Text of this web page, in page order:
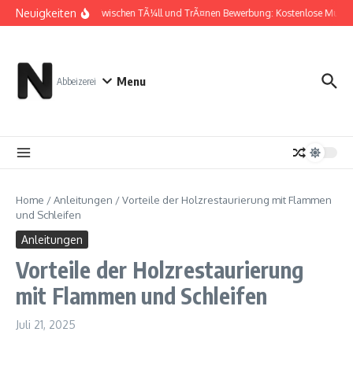
Zum Inhalt springen
Neuigkeiten Zwischen TÃ¼ll und TrÃ¤nen Bewerbung: Kostenlose
Abbeizerei Menu
Home /Anleitungen /Vorteile der Holzrestaurierung mit Flammen
und Schleifen
Anleitungen
Vorteile der Holzrestaurierung
mit Flammen und Schleifen
Juli 21, 2025